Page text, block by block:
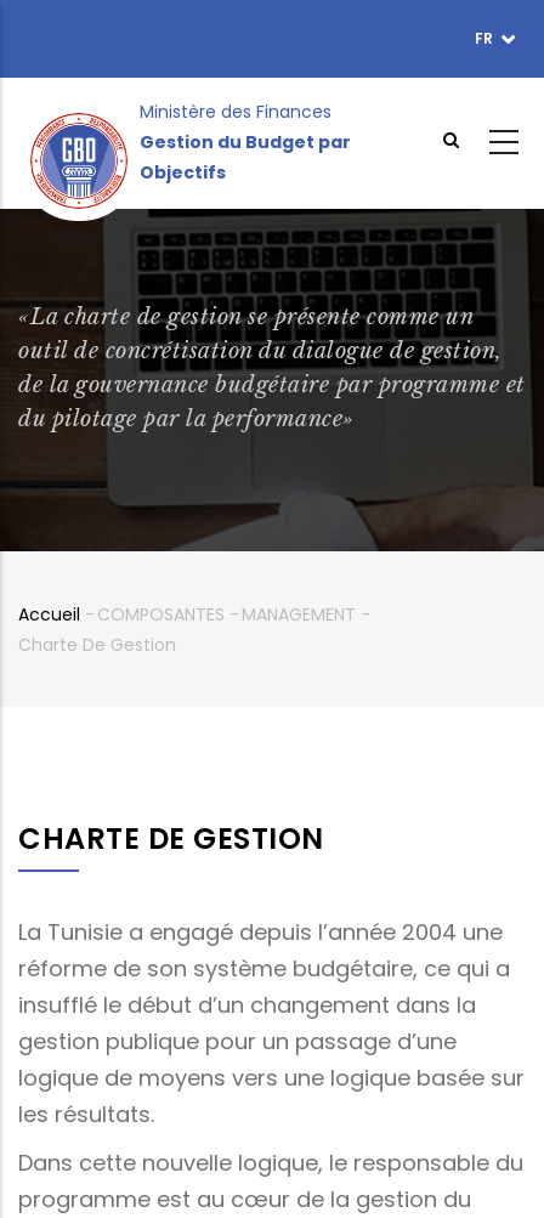
contenu
FR
Ministère des Finances
Gestion du Budget par
Objectifs
«La charte de gestion se présente comme un
outil de concrétisation du dialogue de gestion,
de la gouvernance budgétaire par programme et
du pilotage par la performance»
Fil
Accueil - COMPOSANTES - MANAGEMENT -
Charte De Gestion
CHARTE DE GESTION
La Tunisie a engagé depuis l’année 2004 une
réforme de son système budgétaire, ce qui a
insufflé le début d’un changement dans la
gestion publique pour un passage d’une
logique de moyens vers une logique basée sur
les résultats.
Dans cette nouvelle logique, le responsable du
programme est au cœur de la gestion du